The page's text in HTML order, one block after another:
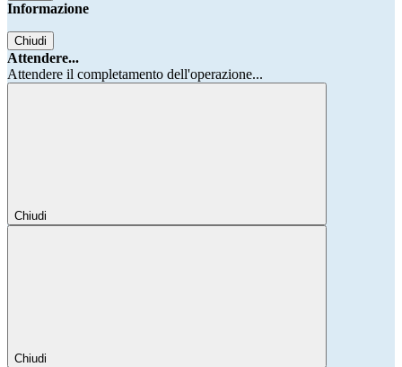
Informazione
Chiudi
Attendere...
Attendere il completamento dell'operazione...
Chiudi
Chiudi